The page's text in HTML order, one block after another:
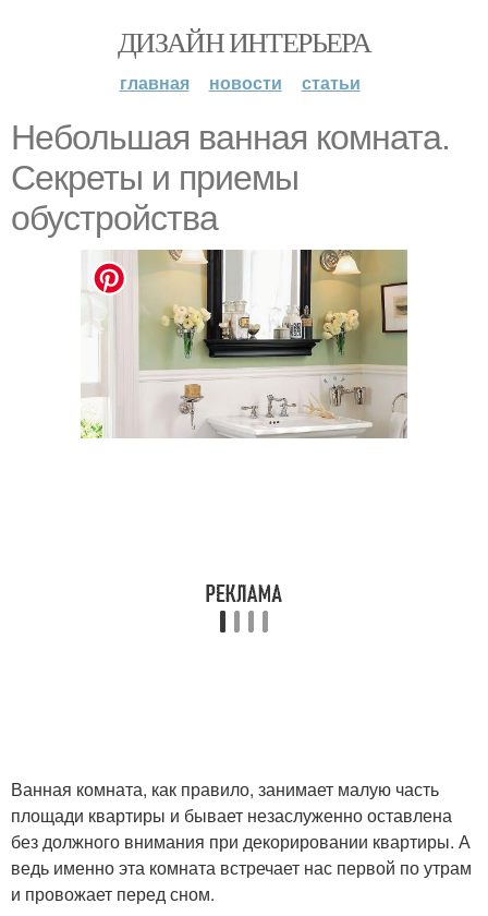
ДИЗАЙН ИНТЕРЬЕРА
главная новости статьи
Небольшая ванная комната.
Секреты и приемы
обустройства
Ванная комната, как правило, занимает малую часть
площади квартиры и бывает незаслуженно оставлена
без должного внимания при декорировании квартиры. А
ведь именно эта комната встречает нас первой по утрам
и провожает перед сном.